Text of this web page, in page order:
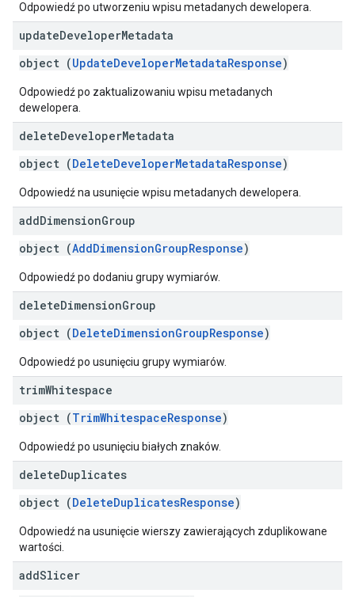
Odpowiedź po utworzeniu wpisu metadanych dewelopera.
updateDeveloperMetadata
object (UpdateDeveloperMetadataResponse)
Odpowiedź po zaktualizowaniu wpisu metadanych
dewelopera.
deleteDeveloperMetadata
object (DeleteDeveloperMetadataResponse)
Odpowiedź na usunięcie wpisu metadanych dewelopera.
addDimensionGroup
object (AddDimensionGroupResponse)
Odpowiedź po dodaniu grupy wymiarów.
deleteDimensionGroup
object (DeleteDimensionGroupResponse)
Odpowiedź po usunięciu grupy wymiarów.
trimWhitespace
object (TrimWhitespaceResponse)
Odpowiedź po usunięciu białych znaków.
deleteDuplicates
object (DeleteDuplicatesResponse)
Odpowiedź na usunięcie wierszy zawierających zduplikowane
wartości.
addSlicer